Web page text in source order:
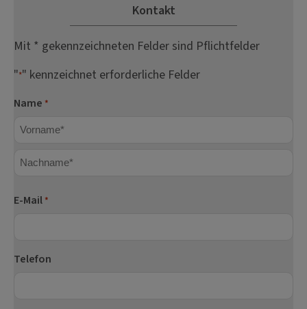
Kontakt
Mit * gekennzeichneten Felder sind Pflichtfelder
"*" kennzeichnet erforderliche Felder
Name *
E-Mail *
Telefon